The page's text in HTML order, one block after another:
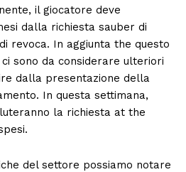
il giocatore deve
dalla richiesta sauber di
revoca. In aggiunta the questo
sono da considerare ulteriori
dalla presentazione della
In questa settimana,
la richiesta at the
del settore possiamo notare